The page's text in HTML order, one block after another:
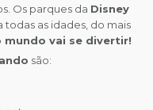
Os parques da Disney
as idades, do mais
mundo vai se divertir!
são: